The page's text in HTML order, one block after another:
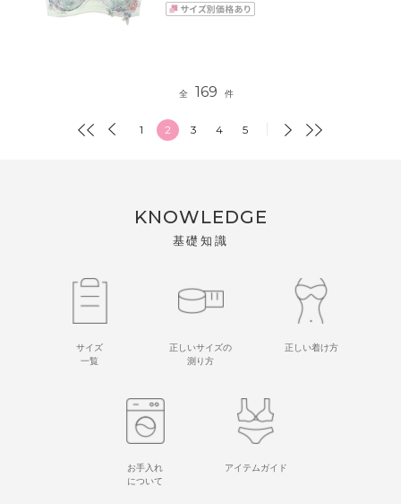
全 169 件
1 2 3 4 5
KNOWLEDGE
基礎知識
サイズ
一覧
正しいサイズの
測り方
正しい着け方
お手入れ
について
アイテムガイド